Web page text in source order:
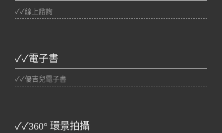
✓✓線上諮詢
✓✓電子書
✓✓優吉兒電子書
✓✓360° 環景拍攝